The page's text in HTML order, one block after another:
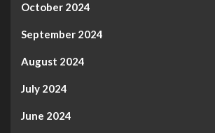
October 2024
September 2024
August 2024
July 2024
June 2024